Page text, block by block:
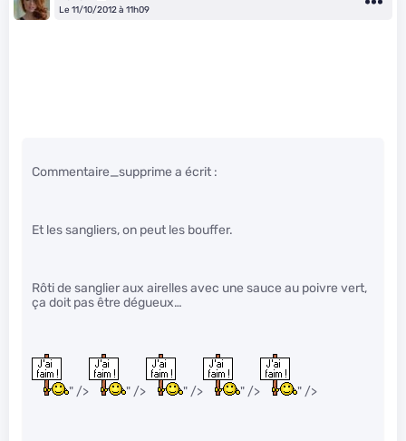
Le 11/10/2012 à 11h09
Commentaire_supprime a écrit :
Et les sangliers, on peut les bouffer.
Rôti de sanglier aux airelles avec une sauce au poivre vert,
ça doit pas être dégueux…
" /> " /> " /> " /> " />